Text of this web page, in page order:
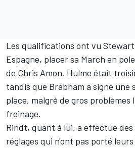
Les qualifications ont vu
Espagne, placer sa March en
de Chris Amon. Hulme était
tandis que Brabham a signé une
place, malgré de gros
freinage.
Rindt, quant à lui, a effectué
réglages qui n'ont pas porté